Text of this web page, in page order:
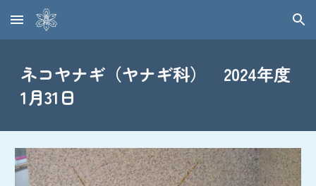
Skip to main content Skip to navigation
ネコヤナギ（ヤナギ科） 2024年度
1月31日